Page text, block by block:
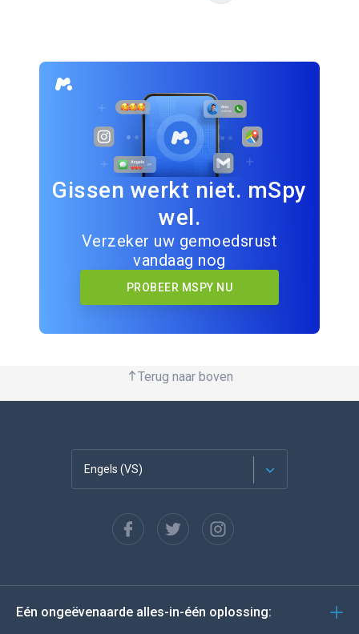
Gissen werkt niet. mSpy
wel.
Verzeker uw gemoedsrust
vandaag nog
PROBEER MSPY NU
Terug naar boven
Engels (VS)
Español
Deutsch
Eén ongeëvenaarde alles-in-één oplossing: